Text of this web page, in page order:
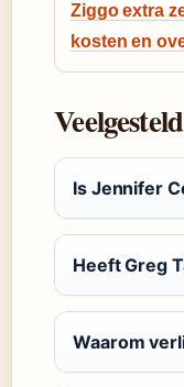
Ziggo extra
kosten en
Is Jennifer
Heeft Greg
Waarom